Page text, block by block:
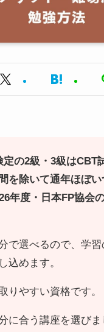
定の2級・3級はCBT
を除いて通年ほぼ
年度・日本FP協会
で選べるので、学
込めます。
りやすい資格です。
に合う講座を選びま